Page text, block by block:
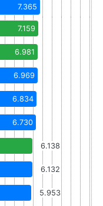
7.365
7.159
6.981
6.969
6.834
6.730
6.138
6.132
5.953